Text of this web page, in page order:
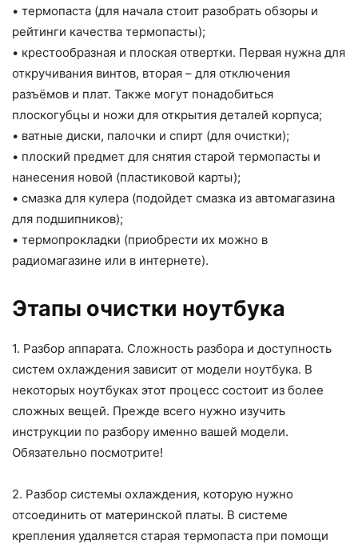
• термопаста (для начала стоит разобрать обзоры и
рейтинги качества термопасты);
• крестообразная и плоская отвертки. Первая нужна для
откручивания винтов, вторая – для отключения
разъёмов и плат. Также могут понадобиться
плоскогубцы и ножи для открытия деталей корпуса;
• ватные диски, палочки и спирт (для очистки);
• плоский предмет для снятия старой термопасты и
нанесения новой (пластиковой карты);
• смазка для кулера (подойдет смазка из автомагазина
для подшипников);
• термопрокладки (приобрести их можно в
радиомагазине или в интернете).
Этапы очистки ноутбука
1. Разбор аппарата. Сложность разбора и доступность
систем охлаждения зависит от модели ноутбука. В
некоторых ноутбуках этот процесс состоит из более
сложных вещей. Прежде всего нужно изучить
инструкции по разбору именно вашей модели.
Обязательно посмотрите!
2. Разбор системы охлаждения, которую нужно
отсоединить от материнской платы. В системе
крепления удаляется старая термопаста при помощи